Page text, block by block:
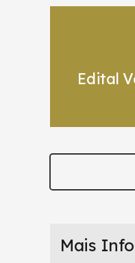
Edital
Mais